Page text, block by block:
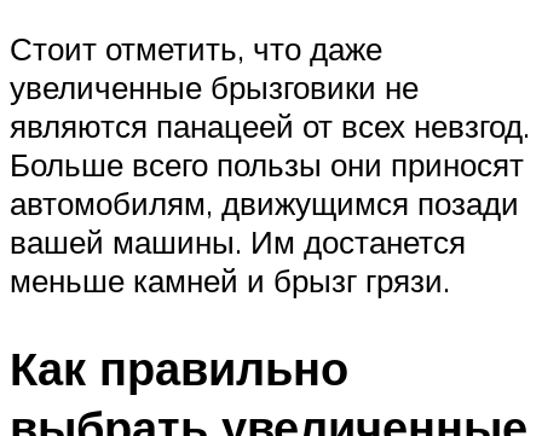
Стоит отметить, что даже
увеличенные брызговики не
являются панацеей от всех невзгод.
Больше всего пользы они приносят
автомобилям, движущимся позади
вашей машины. Им достанется
меньше камней и брызг грязи.
Как правильно